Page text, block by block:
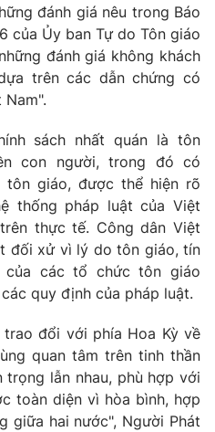
Podcast
Infographic
Shorts video
VTV Thể thao
Bất động sản
Vươn mình bằng AI
VTV8
đánh giá nêu trong Báo
của Ủy ban Tự do Tôn giáo
đánh giá không khách
trên các dẫn chứng có
sách nhất quán là tôn
con người, trong đó có
giáo, được thể hiện rõ
thống pháp luật của Việt
thực tế. Công dân Việt
đối xử vì lý do tôn giáo, tín
của các tổ chức tôn giáo
quy định của pháp luật.
đổi với phía Hoa Kỳ về
quan tâm trên tinh thần
lẫn nhau, phù hợp với
toàn diện vì hòa bình, hợp
giữa hai nước", Người Phát